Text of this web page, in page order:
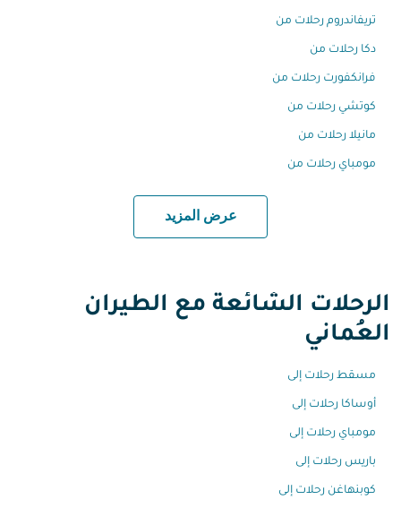
تريفاندروم رحلات من
دكا رحلات من
فرانكفورت رحلات من
كوتشي رحلات من
مانيلا رحلات من
مومباي رحلات من
عرض المزيد
الرحلات الشائعة مع الطيران
العُماني
مسقط رحلات إلى
أوساكا رحلات إلى
مومباي رحلات إلى
باريس رحلات إلى
كوبنهاغن رحلات إلى